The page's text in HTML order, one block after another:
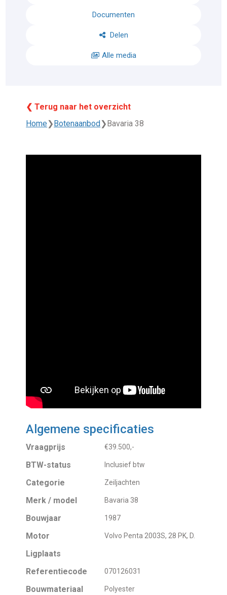
Documenten
Delen
Alle media
❮ Terug naar het overzicht
Home❯Botenaanbod❯Bavaria 38
Algemene specificaties
Vraagprijs €39.500,-
BTW-status Inclusief btw
Categorie Zeiljachten
Merk / model Bavaria 38
Bouwjaar 1987
Motor Volvo Penta 2003S, 28 PK, D.
Ligplaats
Referentiecode
070126031
Bouwmateriaal Polyester